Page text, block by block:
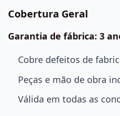
Cobertura Geral
Garantia de fábrica: 3
Cobre defeitos de
Peças e mão de obra
Válida em todas as